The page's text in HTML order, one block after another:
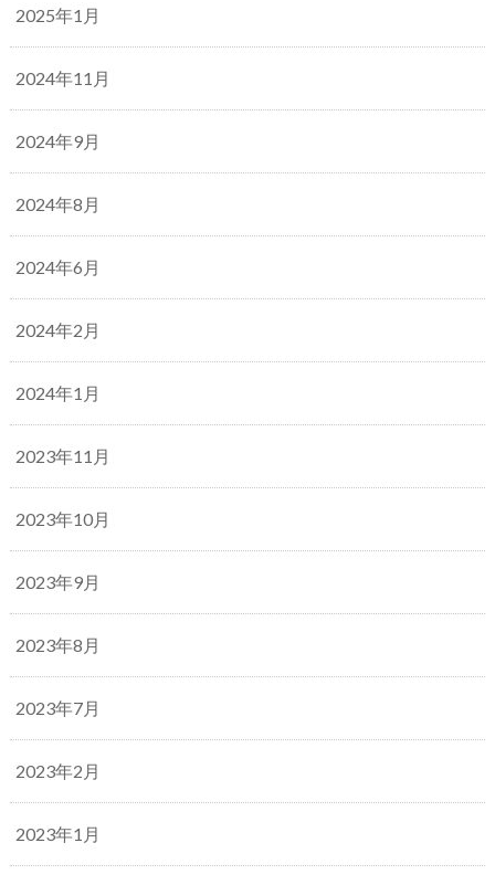
2025年1月
2024年11月
2024年9月
2024年8月
2024年6月
2024年2月
2024年1月
2023年11月
2023年10月
2023年9月
2023年8月
2023年7月
2023年2月
2023年1月